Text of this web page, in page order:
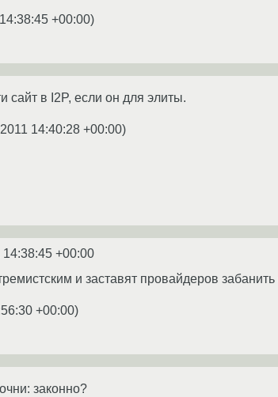
+00:00)
сайт в I2P, если он для элиты.
14:40:28 +00:00)
14:38:45 +00:00
и заставят провайдеров забанить
+00:00)
законно?